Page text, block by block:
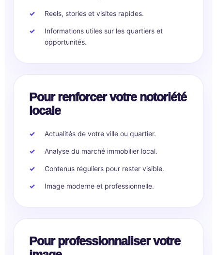
Reels, stories et visites rapides.
Informations utiles sur les quartiers et
opportunités.
Pour renforcer votre notoriété
locale
Actualités de votre ville ou quartier.
Analyse du marché immobilier local.
Contenus réguliers pour rester visible.
Image moderne et professionnelle.
Pour professionnaliser votre